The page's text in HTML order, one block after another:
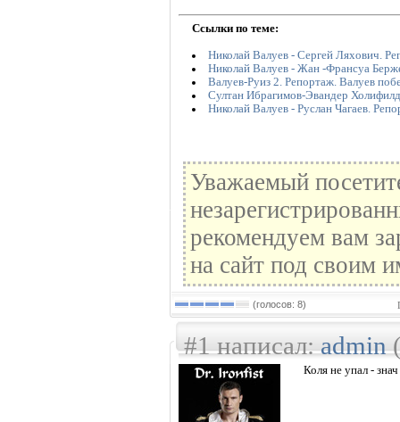
Ссылки по теме:
Николай Валуев - Сергей Ляхович.
Николай Валуев - Жан -Франсуа
Валуев-Руиз 2. Репортаж. Валуев
Султан Ибрагимов-Эвандер
Николай Валуев - Руслан Чагаев.
Уважаемый
рекомендуем вам
на сайт под своим
(голосов: 8)
#1 написал:admin
Коля не упал -